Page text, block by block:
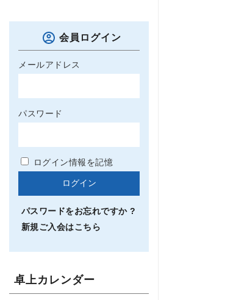
会員ログイン
メールアドレス
パスワード
ログイン情報を記憶
パスワードをお忘れですか ?
新規ご入会はこちら
卓上カレンダー